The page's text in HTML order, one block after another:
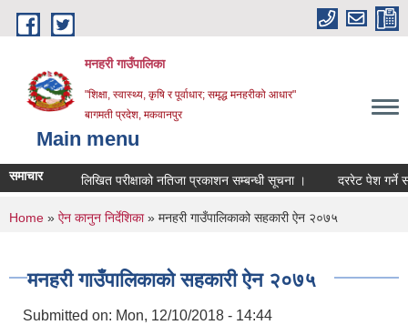
Skip to main content
मनहरी गाउँपालिका
"शिक्षा, स्वास्थ्य, कृषि र पूर्वाधार; समृद्ध मनहरीको आधार"
बागमती प्रदेश, मकवानपुर
Main menu
समाचार लिखित परीक्षाको नतिजा प्रकाशन सम्बन्धी सूचना । दररेट पेश गर्ने
You are here
Home » ऐन कानुन निर्देशिका» मनहरी गाउँपालिकाको सहकारी ऐन २०७५
मनहरी गाउँपालिकाको सहकारी ऐन २०७५
Submitted on: Mon, 12/10/2018 - 14:44